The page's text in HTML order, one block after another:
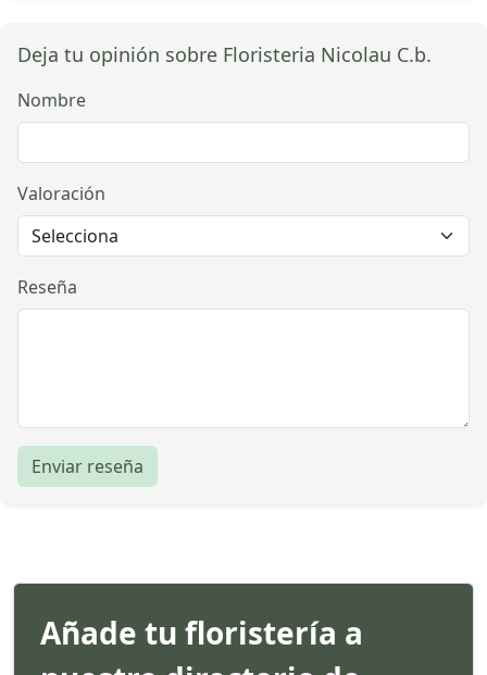
Deja tu opinión sobre Floristeria Nicolau C.b.
Nombre
Valoración
Reseña
Enviar reseña
Añade tu floristería a